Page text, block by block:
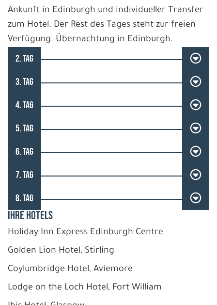
Ankunft in Edinburgh und individueller Transfer
zum Hotel. Der Rest des Tages steht zur freien
Verfügung. Übernachtung in Edinburgh.
2. TAG
3. TAG
4. TAG
5. TAG
6. TAG
7. TAG
8. TAG
IHRE HOTELS
Holiday Inn Express Edinburgh Centre
Golden Lion Hotel, Stirling
Coylumbridge Hotel, Aviemore
Lodge on the Loch Hotel, Fort William